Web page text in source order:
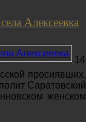
Алексеевка
14
просиявших,
Саратовский
женском